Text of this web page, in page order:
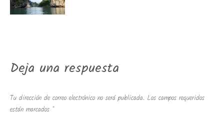
Deja una respuesta
Tu dirección de correo electrónico no será publicada. Los campos requeridos
están marcados *